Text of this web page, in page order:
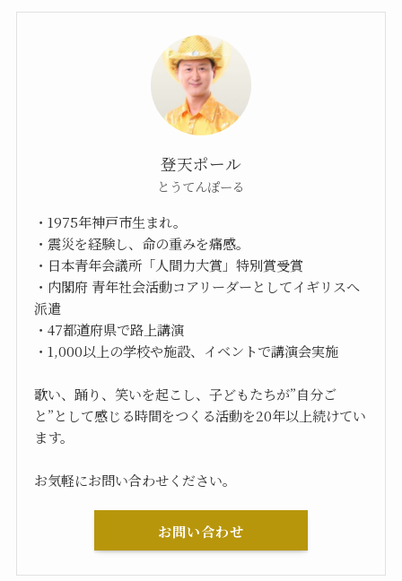
登天ポール
とうてんぽーる
・1975年神戸市生まれ。
・震災を経験し、命の重みを痛感。
・日本青年会議所「人間力大賞」特別賞受賞
・内閣府 青年社会活動コアリーダーとしてイギリスへ
派遣
・47都道府県で路上講演
・1,000以上の学校や施設、イベントで講演会実施
歌い、踊り、笑いを起こし、子どもたちが”自分ご
と”として感じる時間をつくる活動を20年以上続けてい
ます。
お気軽にお問い合わせください。
お問い合わせ